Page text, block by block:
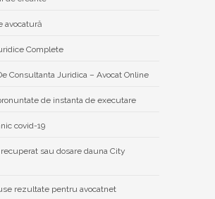
avocatură
Complete
Consultanta Juridica – Avocat Online
de instanta de executare
covid-19
sau dosare dauna City
rezultate pentru avocatnet